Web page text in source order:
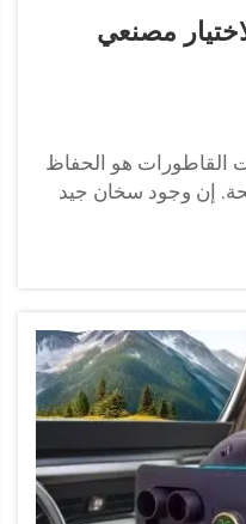
مصنعي
القاطورات هو الحفاظ
إن وجود سخان جيد
الشعور بالدفء
فقط على الحفاظ على
على...